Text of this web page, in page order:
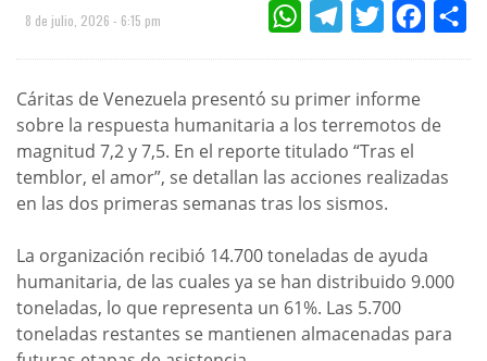
8 de julio, 2026 - 6:15 pm WHATSAPPTELEGRAMTWITTER
Cáritas de Venezuela presentó su primer informe
sobre la respuesta humanitaria a los terremotos de
magnitud 7,2 y 7,5. En el reporte titulado “Tras el
temblor, el amor”, se detallan las acciones realizadas
en las dos primeras semanas tras los sismos.
La organización recibió 14.700 toneladas de ayuda
humanitaria, de las cuales ya se han distribuido 9.000
toneladas, lo que representa un 61%. Las 5.700
toneladas restantes se mantienen almacenadas para